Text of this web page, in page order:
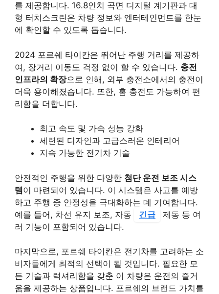
를 제공합니다. 16.8인치 곡면 디지털 계기판과 대
형 터치스크린은 차량 정보와 엔터테인먼트를 한눈
에 확인할 수 있도록 돕습니다.
2024 포르쉐 타이칸은 뛰어난 주행 거리를 제공하
여, 장거리 이동도 걱정 없이 할 수 있습니다. 충전
인프라의 확장으로 인해, 외부 충전소에서의 충전이
더욱 용이해졌습니다. 또한, 홈 충전도 가능하여 편
리함을 더합니다.
최고 속도 및 가속 성능 강화
세련된 디자인과 고급스러운 인테리어
지속 가능한 전기차 기술
안전적인 주행을 위한 다양한 첨단 운전 보조 시스
템이 마련되어 있습니다. 이 시스템은 사고를 예방
하고 주행 중 안정성을 극대화하는 데 기여합니다.
예를 들어, 차선 유지 보조, 자동
긴급
제동 등 여
러 기능이 포함되어 있습니다.
마지막으로, 포르쉐 타이칸은 전기차를 고려하는 소
비자들에게 최적의 선택이 될 것입니다. 필요한 모
든 기술과 럭셔리함을 갖춘 이 차량은 운전의 즐거
움을 제공하는 상품입니다. 포르쉐의 브랜드 가치를